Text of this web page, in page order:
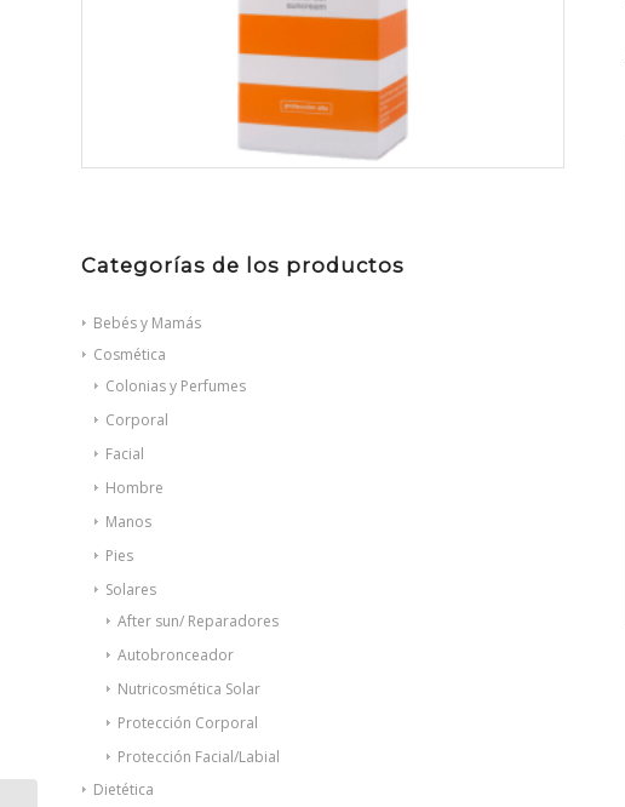
Categorías de los productos
Bebés y Mamás
Cosmética
Colonias y Perfumes
Corporal
Facial
Hombre
Manos
Pies
Solares
After sun/ Reparadores
Autobronceador
Nutricosmética Solar
Protección Corporal
Protección Facial/Labial
Dietética